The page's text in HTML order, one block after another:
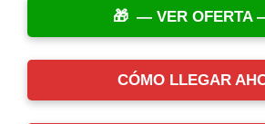
— VER OFERTA
CÓMO LLEGAR